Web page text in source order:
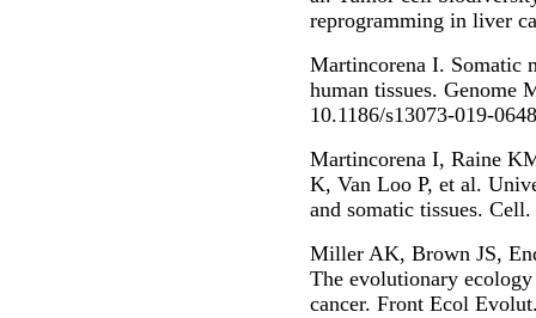
reprogramming in liver
Martincorena I. Somatic
human tissues. Genome
10.1186/s13073-019-
Martincorena I, Raine
K, Van Loo P, et al.
and somatic tissues.
Miller AK, Brown JS,
The evolutionary
cancer. Front Ecol